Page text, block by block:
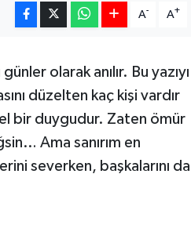
A- A+
olarak anılır. Bu yazıyı
düzelten kaç kişi vardır
bir duygudur. Zaten ömür
Ama sanırım en
severken, başkalarını da